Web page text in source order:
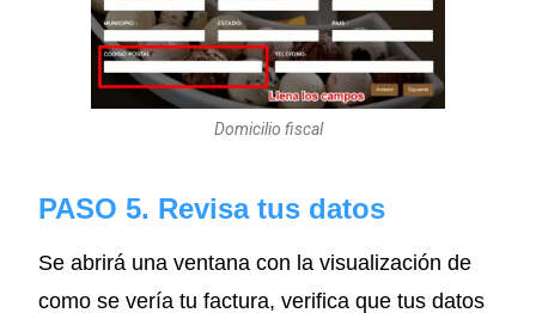
Domicilio fiscal
PASO 5. Revisa tus datos
Se abrirá una ventana con la visualización de
como se vería tu factura, verifica que tus datos